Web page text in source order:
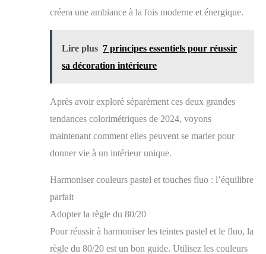
images inoubliables avec ces accessoires photo
🎨【Assemblage Facile à Faire Soi-Même】 Collez
points de colle inclus – que le plaisir commence !
ces accessoires de photomaton individuels. 🎁
Photobooth idéaux pour les fêtes néon, les
anniversaires, les mariages, le réveillon du Nouvel An,
cocktails et plus encore. Ces accessoires pour
et créent une atmosphère amusante pour les photos de
créera une ambiance à la fois moderne et énergique.
Lire plus 7 principes essentiels pour réussir
sa décoration intérieure
Après avoir exploré séparément ces deux grandes
tendances colorimétriques de 2024, voyons
maintenant comment elles peuvent se marier pour
donner vie à un intérieur unique.
Harmoniser couleurs pastel et touches fluo : l’équilibre
parfait
Adopter la règle du 80/20
Pour réussir à harmoniser les teintes pastel et le fluo, la
règle du 80/20 est un bon guide. Utilisez les couleurs